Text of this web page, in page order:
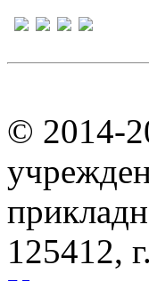
© 2014-
125412,